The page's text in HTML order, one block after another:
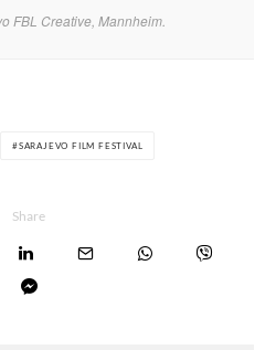
FBL Creative, Mannheim.
SARAJEVO FILM FESTIVAL
Share